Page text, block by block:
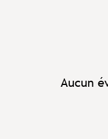
Aucun